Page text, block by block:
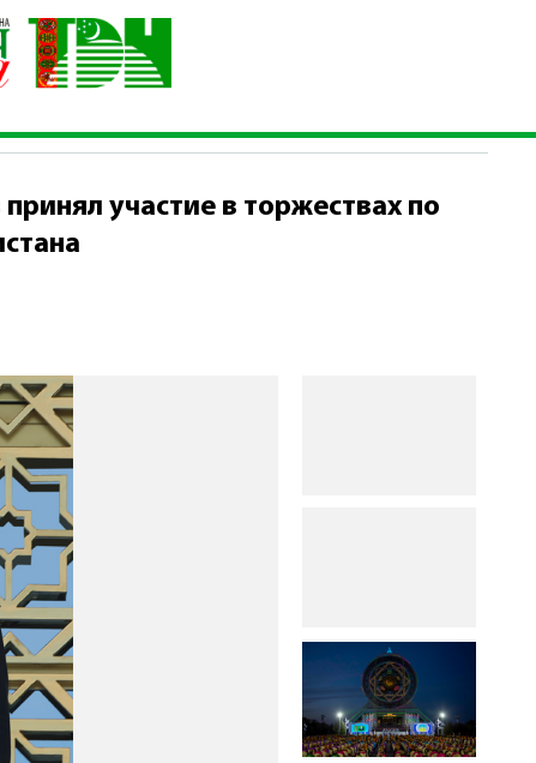
принял участие в торжествах по случаю Дня
участие в торжествах по